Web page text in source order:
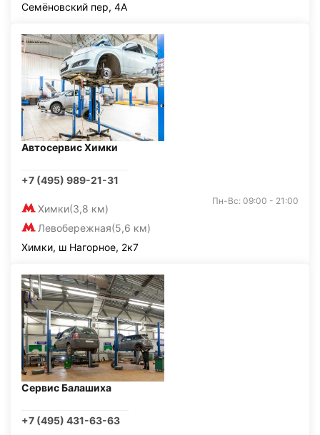
Семёновский пер, 4А
Автосервис Химки
+7 (495) 989-21-31
Химки(3,8 км)
Левобережная(5,6 км)
Пн-Вс: 09:00 - 21:00
Химки, ш Нагорное, 2к7
Сервис Балашиха
+7 (495) 431-63-63